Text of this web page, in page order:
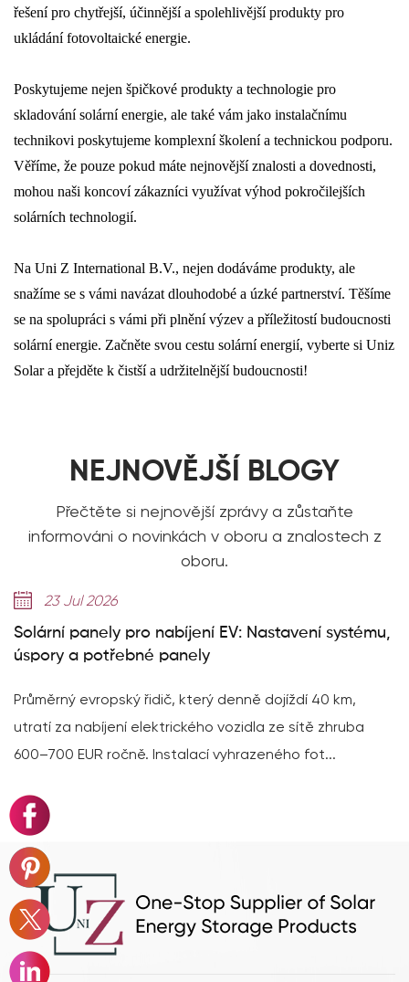
řešení pro chytřejší, účinnější a spolehlivější produkty pro
ukládání fotovoltaické energie.
Poskytujeme nejen špičkové produkty a technologie pro
skladování solární energie, ale také vám jako instalačnímu
technikovi poskytujeme komplexní školení a technickou podporu.
Věříme, že pouze pokud máte nejnovější znalosti a dovednosti,
mohou naši koncoví zákazníci využívat výhod pokročilejších
solárních technologií.
Na Uni Z International B.V., nejen dodáváme produkty, ale
snažíme se s vámi navázat dlouhodobé a úzké partnerství. Těšíme
se na spolupráci s vámi při plnění výzev a příležitostí budoucnosti
solární energie. Začněte svou cestu solární energií, vyberte si Uniz
Solar a přejděte k čistší a udržitelnější budoucnosti!
NEJNOVĚJŠÍ BLOGY
Přečtěte si nejnovější zprávy a zůstaňte
informováni o novinkách v oboru a znalostech z
oboru.
23 Jul 2026
Solární panely pro nabíjení EV: Nastavení systému,
úspory a potřebné panely
Průměrný evropský řidič, který denně dojíždí 40 km,
utratí za nabíjení elektrického vozidla ze sítě zhruba
600–700 EUR ročně. Instalací vyhrazeného fot...